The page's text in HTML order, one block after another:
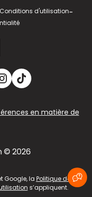
Conditions d'utilisation-
en matière de
© 2026
Google, la Politique de
s’appliquent.